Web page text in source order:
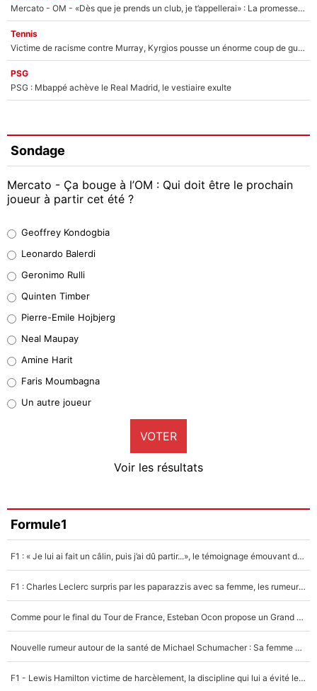
Mercato - OM - «Dès que je prends un club, je t’appellerai» : La promesse de Marcelino au moment de claquer la porte
Tennis
Victime de racisme contre Murray, Kyrgios pousse un énorme coup de gueule !
PSG
PSG : Mbappé achève le Real Madrid, le vestiaire exulte
Sondage
Mercato - Ça bouge à l’OM : Qui doit être le prochain
joueur à partir cet été ?
38%
32%
5%
1%
9%
Faris Moumbagna
5%
Un autre joueur
5%
Geoffrey Kondogbia
Leonardo Balerdi
Geronimo Rulli
Quinten Timber
Pierre-Emile Hojbjerg
Neal Maupay
Amine Harit
Faris Moumbagna
Un autre joueur
VOTER
Voir les résultats
Formule1
F1 : « Je lui ai fait un câlin, puis j’ai dû partir...», le témoignage émouvant de Max Verstappen sur sa fille
F1 : Charles Leclerc surpris par les paparazzis avec sa femme, les rumeurs étaient vraies !
Comme pour le final du Tour de France, Esteban Ocon propose un Grand Prix de Formule 1 à Paris : «Autour de l’Arc de Triomphe, ce serait génial» !
Nouvelle rumeur autour de la santé de Michael Schumacher : Sa femme Corinna sort du silence
F1 - Lewis Hamilton victime de harcèlement, la discipline qui lui a évité le pire : «J'aurais probablement mal tourné»